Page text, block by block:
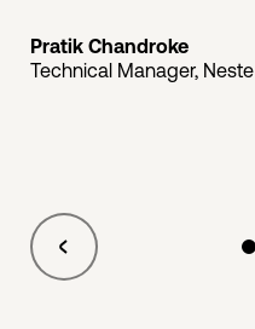
Pratik Chandroke
Technical Manager, Neste